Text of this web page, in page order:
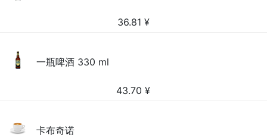
36.81 ¥
一瓶啤酒 330 ml
43.70 ¥
卡布奇诺